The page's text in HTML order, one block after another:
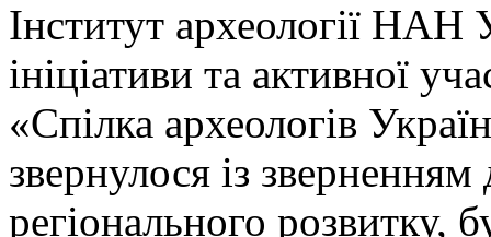
Інститут археології НАН
ініціативи та активної
«Спілка археологів
звернулося із зверненням
регіонального розвитку,